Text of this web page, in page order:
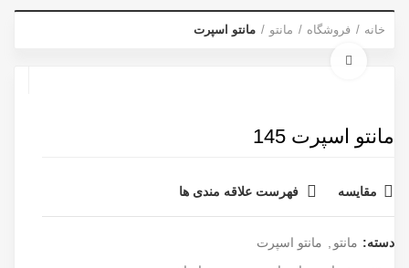
خانه فروشگاه مانتو مانتو اسپرت
مانتو اسپرت 145
مقایسه فهرست علاقه مندی ها
دسته: مانتو
مانتو اسپرت